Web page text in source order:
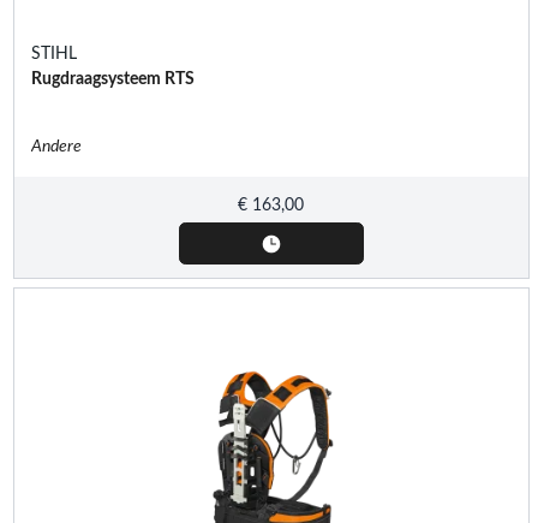
STIHL
Rugdraagsysteem RTS
Andere
€ 163,00